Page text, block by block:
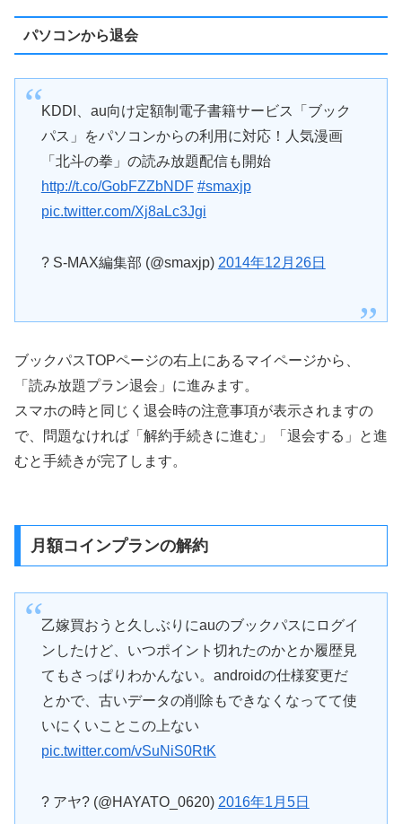
パソコンから退会
KDDI、au向け定額制電子書籍サービス「ブック
パス」をパソコンからの利用に対応！人気漫画
「北斗の拳」の読み放題配信も開始
http://t.co/GobFZZbNDF #smaxjp
pic.twitter.com/Xj8aLc3Jgi
? S-MAX編集部 (@smaxjp) 2014年12月26日
ブックパスTOPページの右上にあるマイページから、
「読み放題プラン退会」に進みます。
スマホの時と同じく退会時の注意事項が表示されますの
で、問題なければ「解約手続きに進む」「退会する」と進
むと手続きが完了します。
月額コインプランの解約
乙嫁買おうと久しぶりにauのブックパスにログイ
ンしたけど、いつポイント切れたのかとか履歴見
てもさっぱりわかんない。androidの仕様変更だ
とかで、古いデータの削除もできなくなってて使
いにくいことこの上ない
pic.twitter.com/vSuNiS0RtK
? アヤ? (@HAYATO_0620) 2016年1月5日